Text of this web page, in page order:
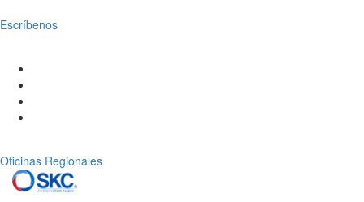
Escríbenos
Oficinas Regionales